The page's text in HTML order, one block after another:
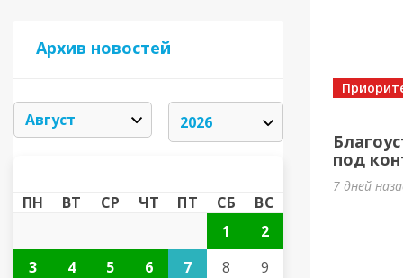
Архив новостей
ПН ВТ СР ЧТ ПТ СБ
ВС
1
2
3
4 5 6 7 8
9
под
7 дней